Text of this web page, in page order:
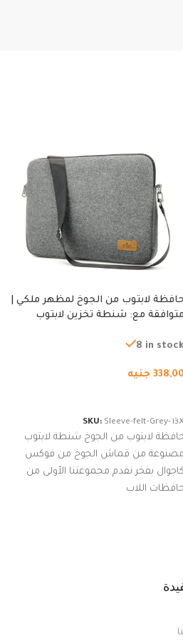
حافظة لابتوب من الجوخ لمظهر ملكي |
متوافقة مع: شنطة تخزين لابتوب
من الجوخ لجهاز نوت بوك والتابلت،
8 in stock
338,00 جنيه
SKU: Sleeve-felt-Grey-13X
لابتوب من الجوخ شنطة لابتوب
مصنوعة من قماش الجوخ من فوكس
كاجوال بفخر نقدم مجموعتنا الأولى من
اللاب